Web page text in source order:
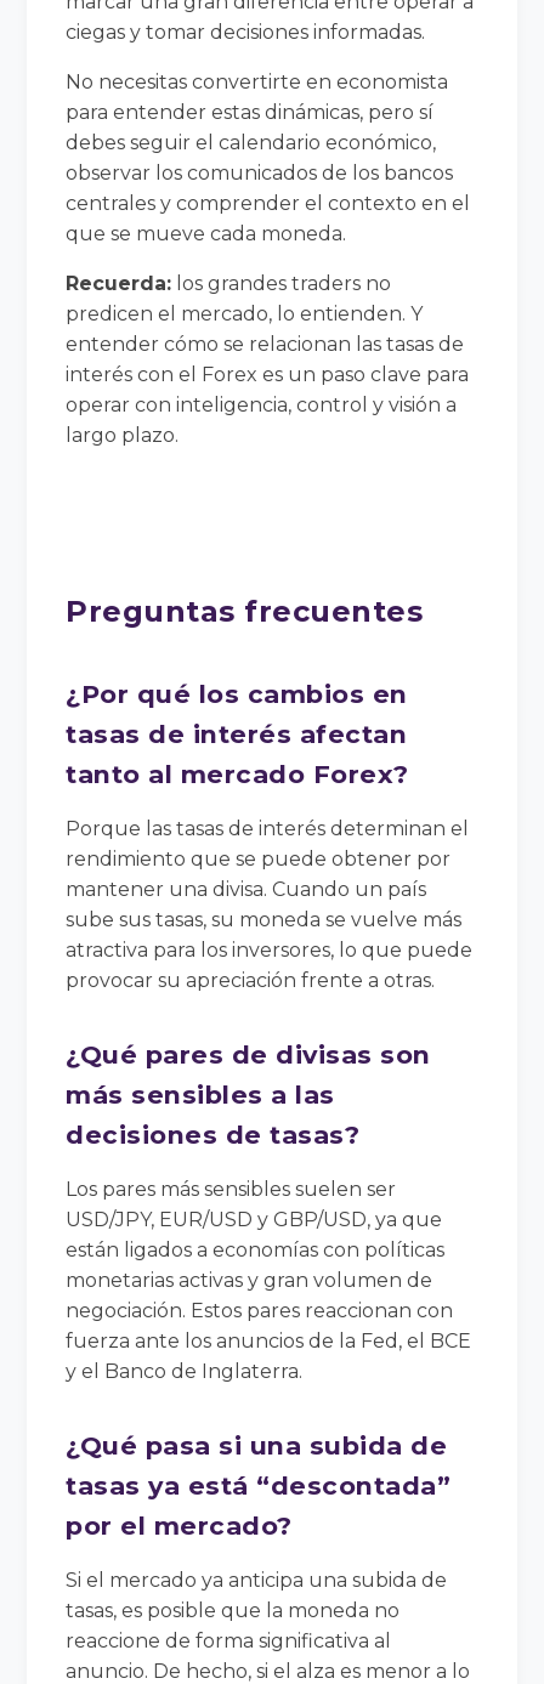
ciegas y tomar decisiones informadas.
No necesitas convertirte en economista
para entender estas dinámicas, pero sí
debes seguir el calendario económico,
observar los comunicados de los bancos
centrales y comprender el contexto en el
que se mueve cada moneda.
Recuerda: los grandes traders no
predicen el mercado, lo entienden. Y
entender cómo se relacionan las tasas de
interés con el Forex es un paso clave para
operar con inteligencia, control y visión a
largo plazo.
Preguntas frecuentes
¿Por qué los cambios en
tasas de interés afectan
tanto al mercado Forex?
Porque las tasas de interés determinan el
rendimiento que se puede obtener por
mantener una divisa. Cuando un país
sube sus tasas, su moneda se vuelve más
atractiva para los inversores, lo que puede
provocar su apreciación frente a otras.
¿Qué pares de divisas son
más sensibles a las
decisiones de tasas?
Los pares más sensibles suelen ser
USD/JPY, EUR/USD y GBP/USD, ya que
están ligados a economías con políticas
monetarias activas y gran volumen de
negociación. Estos pares reaccionan con
fuerza ante los anuncios de la Fed, el BCE
y el Banco de Inglaterra.
¿Qué pasa si una subida de
tasas ya está “descontada”
por el mercado?
Si el mercado ya anticipa una subida de
tasas, es posible que la moneda no
reaccione de forma significativa al
anuncio. De hecho, si el alza es menor a lo